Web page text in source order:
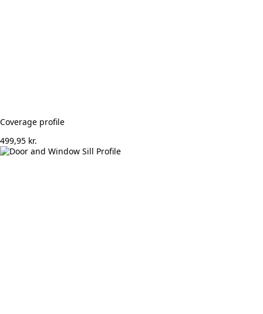
Coverage profile
499,95 kr.